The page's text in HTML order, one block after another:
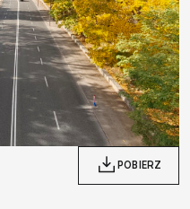
POBIERZ